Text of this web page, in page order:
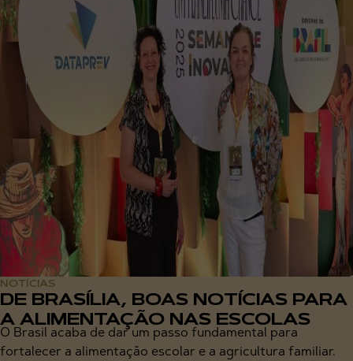
NOTÍCIAS
DE BRASÍLIA, BOAS NOTÍCIAS PARA
A ALIMENTAÇÃO NAS ESCOLAS
O Brasil acaba de dar um passo fundamental para
fortalecer a alimentação escolar e a agricultura familiar.